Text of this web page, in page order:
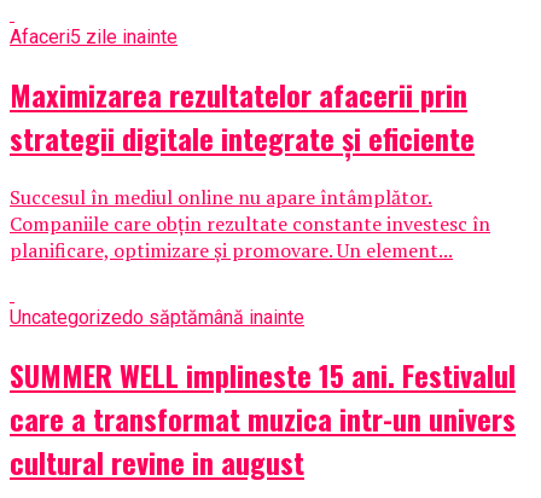
Afaceri5 zile inainte
Maximizarea rezultatelor afacerii prin
strategii digitale integrate și eficiente
Succesul în mediul online nu apare întâmplător.
Companiile care obțin rezultate constante investesc în
planificare, optimizare și promovare. Un element...
Uncategorizedo săptămână inainte
SUMMER WELL implineste 15 ani. Festivalul
care a transformat muzica intr-un univers
cultural revine in august